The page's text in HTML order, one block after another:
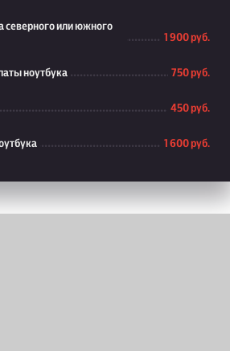
северного или южного
1 900 руб.
ноутбука 750 руб.
450 руб.
1 600 руб.